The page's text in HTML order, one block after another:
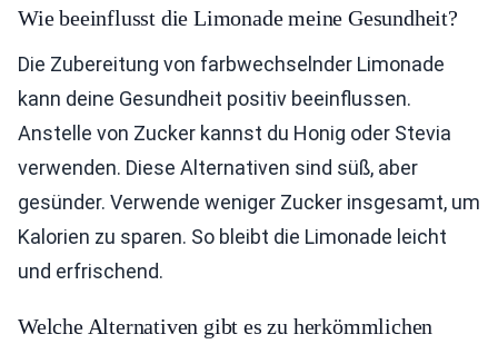
Wie beeinflusst die Limonade meine Gesundheit?
Die Zubereitung von farbwechselnder Limonade
kann deine Gesundheit positiv beeinflussen.
Anstelle von Zucker kannst du Honig oder Stevia
verwenden. Diese Alternativen sind süß, aber
gesünder. Verwende weniger Zucker insgesamt, um
Kalorien zu sparen. So bleibt die Limonade leicht
und erfrischend.
Welche Alternativen gibt es zu herkömmlichen